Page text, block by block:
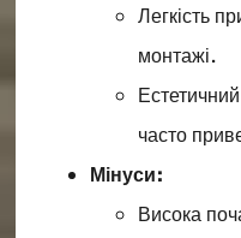
Легкість
монтажі.
часто
Мінуси:
Висока